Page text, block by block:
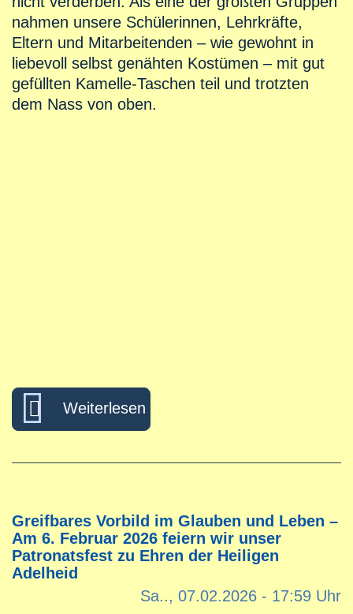
nahmen unsere Schülerinnen, Lehrkräfte,
Eltern und Mitarbeitenden – wie gewohnt in
liebevoll selbst genähten Kostümen – mit gut
gefüllten Kamelle-Taschen teil und trotzten
dem Nass von oben.
Weiterlesen
Greifbares Vorbild im Glauben und Leben –
Am 6. Februar 2026 feiern wir unser
Patronatsfest zu Ehren der Heiligen
Adelheid
Sa.., 07.02.2026 - 17:59 Uhr